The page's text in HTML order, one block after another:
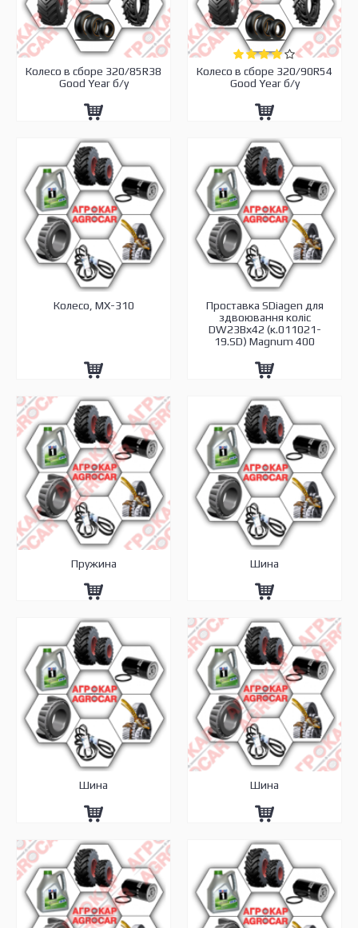
Колесо в сборе 320/85R38
Good Year б/у
Колесо в сборе 320/90R54
Good Year б/у
Колесо, МХ-310
Проставка SDiagen для
здвоювання коліс
DW23Вх42 (к.011021-
19.SD) Magnum 400
Пружина Шина
Шина Шина